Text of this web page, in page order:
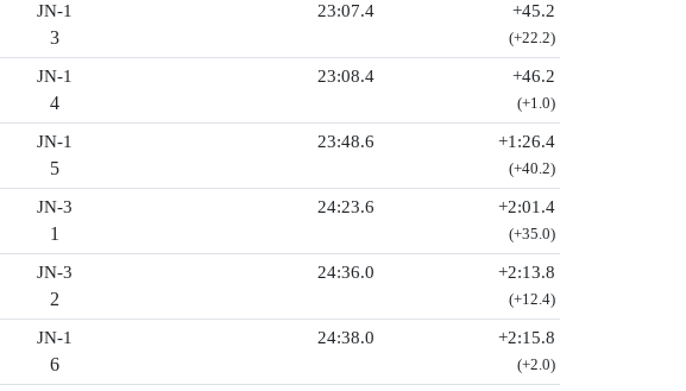
JN-1
3
23:07.4 +45.2
(+22.2)
JN-1
4
23:08.4 +46.2
(+1.0)
JN-1
5
23:48.6 +1:26.4
(+40.2)
JN-3
1
24:23.6 +2:01.4
(+35.0)
JN-3
2
24:36.0 +2:13.8
(+12.4)
JN-1
6
24:38.0 +2:15.8
(+2.0)